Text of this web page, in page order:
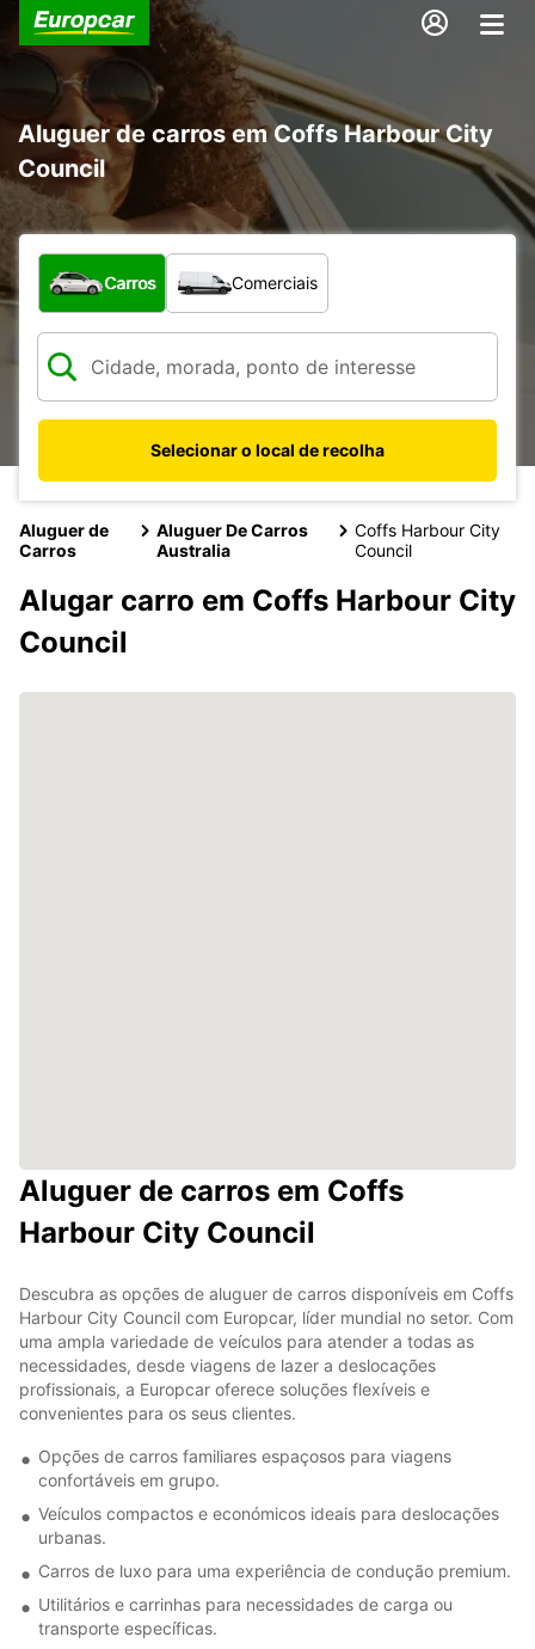
Aluguer de carros em Coffs Harbour City
Council
Que tipo de veículo pretende?
Carros Comerciais
Selecionar o local de recolha
Aluguer de
Carros
Aluguer De Carros
Australia
Coffs Harbour City
Council
Alugar carro em Coffs Harbour City
Council
Aluguer de carros em Coffs
Harbour City Council
Descubra as opções de aluguer de carros disponíveis em Coffs
Harbour City Council com Europcar, líder mundial no setor. Com
uma ampla variedade de veículos para atender a todas as
necessidades, desde viagens de lazer a deslocações
profissionais, a Europcar oferece soluções flexíveis e
convenientes para os seus clientes.
Opções de carros familiares espaçosos para viagens
confortáveis em grupo.
Veículos compactos e económicos ideais para deslocações
urbanas.
Carros de luxo para uma experiência de condução premium.
Utilitários e carrinhas para necessidades de carga ou
transporte específicas.